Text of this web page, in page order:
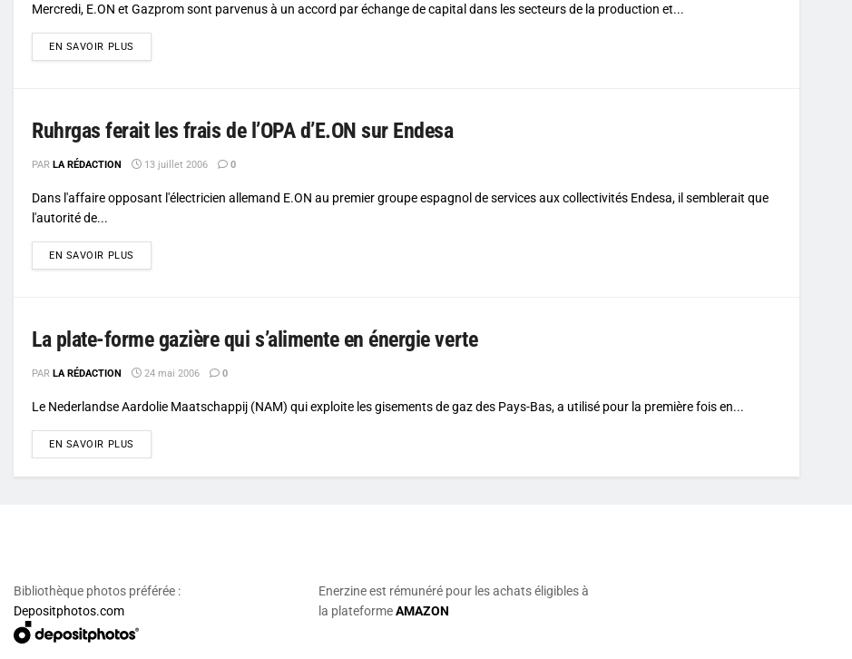
Mercredi, E.ON et Gazprom sont parvenus à un accord par échange de capital dans les secteurs de la production et...
EN SAVOIR PLUS
Ruhrgas ferait les frais de l’OPA d’E.ON sur Endesa
PAR LA RÉDACTION 13 juillet 2006 0
Dans l'affaire opposant l'électricien allemand E.ON au premier groupe espagnol de services aux collectivités Endesa, il semblerait que
l'autorité de...
EN SAVOIR PLUS
La plate-forme gazière qui s’alimente en énergie verte
PAR LA RÉDACTION 24 mai 2006 0
Le Nederlandse Aardolie Maatschappij (NAM) qui exploite les gisements de gaz des Pays-Bas, a utilisé pour la première fois en...
EN SAVOIR PLUS
Bibliothèque photos préférée :
Depositphotos.com
Enerzine est rémunéré pour les achats éligibles à
la plateformeAMAZON